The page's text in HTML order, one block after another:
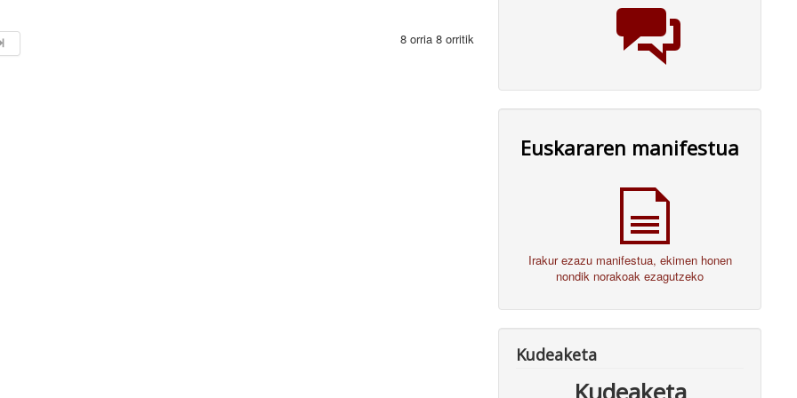
8 orria 8 orritik
Euskararen manifestua
Irakur ezazu manifestua, ekimen honen
nondik norakoak ezagutzeko
Kudeaketa